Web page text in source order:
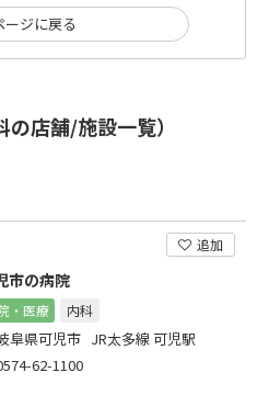
店舗/施設一覧）
追加
市の病院
・医療 内科
阜県可児市 JR太多線 可児駅
62-1100
ージに戻る